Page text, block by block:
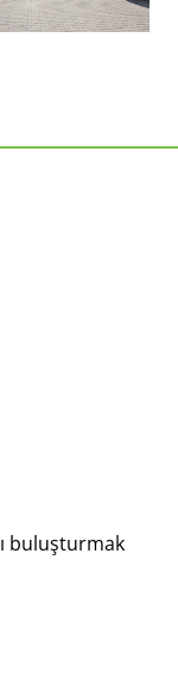
buluşturmak